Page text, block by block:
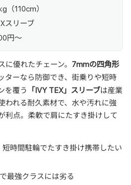
（110cm）
スリーブ
円〜
優れたチェーン。 7mmの四角形
ターなら防御でき、街乗りや短時
を覆う
「IVY TEX」スリーブは産業
われる耐久素材で、水や汚れに強
利点。柔軟で肩にたすき掛けして
短時間駐輪でたすき掛け携帯したい
最強クラスには劣る